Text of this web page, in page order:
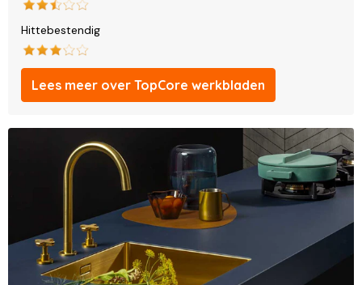
Hittebestendig
Lees meer over TopCore werkbladen